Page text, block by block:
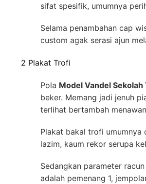
sifat spesifik, umumnya
Selama penambahan cap
custom agak serasi ajun
2 Plakat Trofi
Pola Model Vandel
beker. Memang jadi jenuh
terlihat bertambah
Plakat bakal trofi umumnya
lazim, kaum rekor serupa
Sedangkan parameter
adalah pemenang 1,